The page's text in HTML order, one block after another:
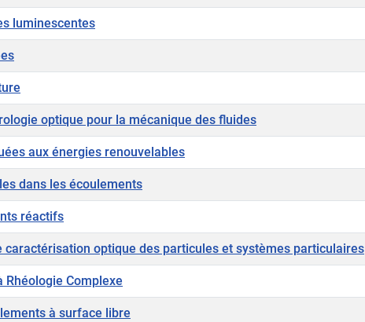
luminescentes
optique pour la mécanique des fluides
aux énergies renouvelables
dans les écoulements
réactifs
caractérisation optique des particules et systèmes particulaires
Rhéologie Complexe
à surface libre